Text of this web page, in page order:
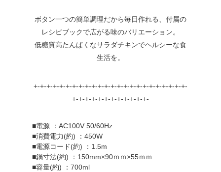
ボタン一つの簡単調理だから毎日作れる、付属の
レシピブックで広がる味のバリエーション。
低糖質高たんぱくなサラダチキンでヘルシーな食
生活を。
+-+-+-+-+-+-+-+-+-+-+-+-+-+-+-+-+-+-+-+-+-+-+-+-
+-+-+-+-+-+-+-+-+-+-+-+-
■電源 ：AC100V 50/60Hz
■消費電力(約) ：450W
■電源コード(約) ：1.5m
■鍋寸法(約) ：150mm×90ｍｍ×55ｍｍ
■容量(約) ：700ml